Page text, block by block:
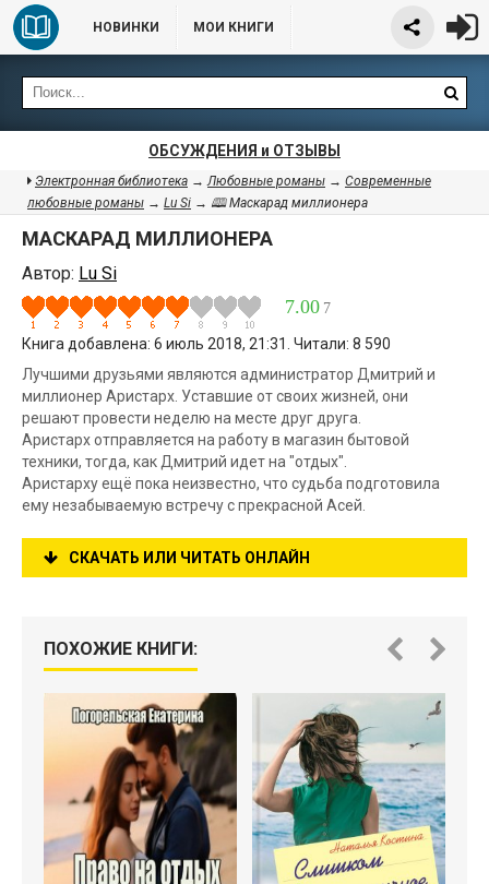
НОВИНКИ МОИ КНИГИ
ОБСУЖДЕНИЯ и ОТЗЫВЫ
Электронная библиотека →Любовные романы → Современные
любовные романы → Lu Si → 🕮 Маскарад миллионера
МАСКАРАД МИЛЛИОНЕРА
Автор: Lu Si
7.00 7
Книга добавлена: 6 июль 2018, 21:31. Читали: 8 590
Лучшими друзьями являются администратор Дмитрий и
миллионер Аристарх. Уставшие от своих жизней, они
решают провести неделю на месте друг друга.
Аристарх отправляется на работу в магазин бытовой
техники, тогда, как Дмитрий идет на "отдых".
Аристарху ещё пока неизвестно, что судьба подготовила
ему незабываемую встречу с прекрасной Асей.
СКАЧАТЬ ИЛИ ЧИТАТЬ ОНЛАЙН
ПОХОЖИЕ КНИГИ: